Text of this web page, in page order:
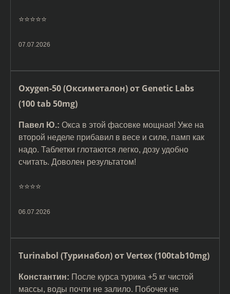
⭐️⭐️⭐️⭐️⭐️
07.07.2026
Oxygen-50 (Оксиметалон) от Genetic Labs
(100 tab 50mg)
Павел Ю.: Окса в этой фасовке мощная! Уже на
второй неделе прибавил в весе и силе, памп как
надо. Таблетки глотаются легко, дозу удобно
считать. Доволен результатом!
⭐️⭐️⭐️⭐️
06.07.2026
Turinabol (Туринабол) от Vertex (100tab10mg)
Константин: После курса турика +5 кг чистой
массы, воды почти не залило. Побочек не